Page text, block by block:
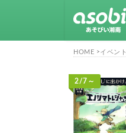
HOME イベント
2/7～